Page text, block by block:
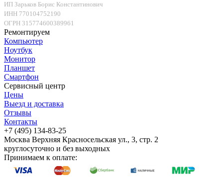
ИП Зарьков Борис Константинович
ИНН 770104752190
ОГРН 315774600389961
Ремонтируем
Компьютер
Ноутбук
Монитор
Планшет
Смартфон
Сервисный центр
Цены
Выезд и доставка
Отзывы
Контакты
+7 (495) 134-83-25
Москва Верхняя Красносельская ул., 3, стр. 2
круглосуточно и без выходных
Принимаем к оплате: